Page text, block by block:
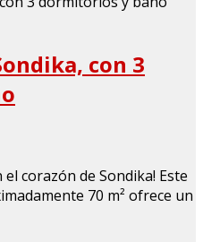
con 3
corazón de Sondika! Este
70 m² ofrece un